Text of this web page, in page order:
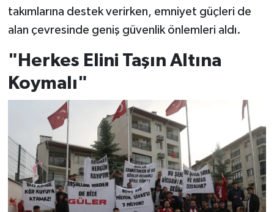
takımlarına destek verirken, emniyet güçleri de
alan çevresinde geniş güvenlik önlemleri aldı.
"Herkes Elini Taşın Altına
Koymalı"